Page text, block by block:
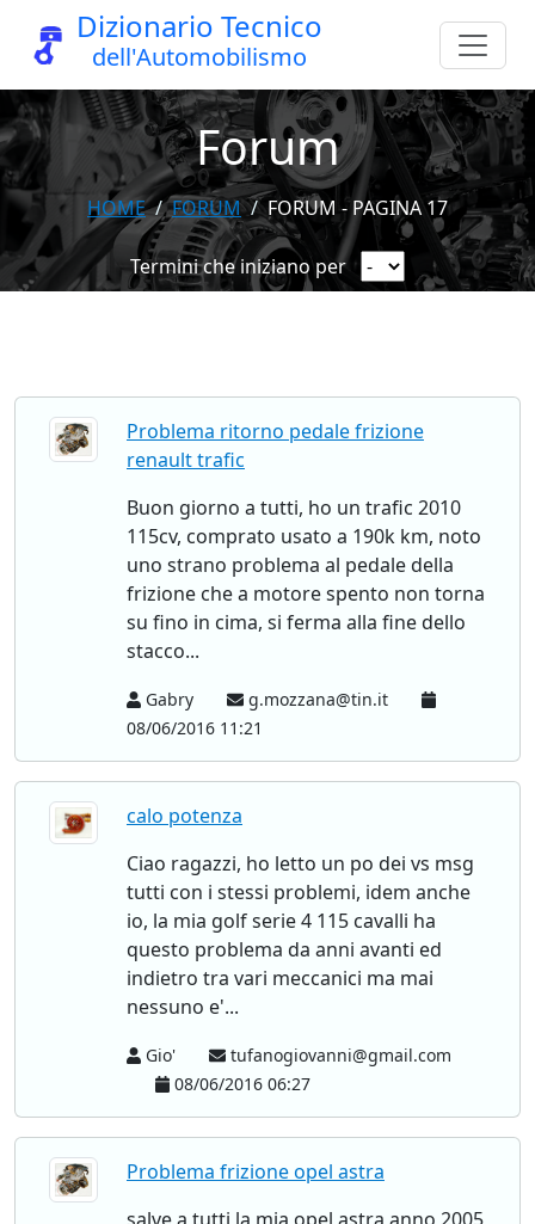
Dizionario Tecnico
dell'Automobilismo
Forum
HOME FORUM FORUM - PAGINA 17
Termini che iniziano per
Problema ritorno pedale frizione
renault trafic
Buon giorno a tutti, ho un trafic 2010
115cv, comprato usato a 190k km, noto
uno strano problema al pedale della
frizione che a motore spento non torna
su fino in cima, si ferma alla fine dello
stacco...
Gabry
g.mozzana@tin.it
08/06/2016 11:21
calo potenza
Ciao ragazzi, ho letto un po dei vs msg
tutti con i stessi problemi, idem anche
io, la mia golf serie 4 115 cavalli ha
questo problema da anni avanti ed
indietro tra vari meccanici ma mai
nessuno e'...
Gio'
tufanogiovanni@gmail.com
08/06/2016 06:27
Problema frizione opel astra